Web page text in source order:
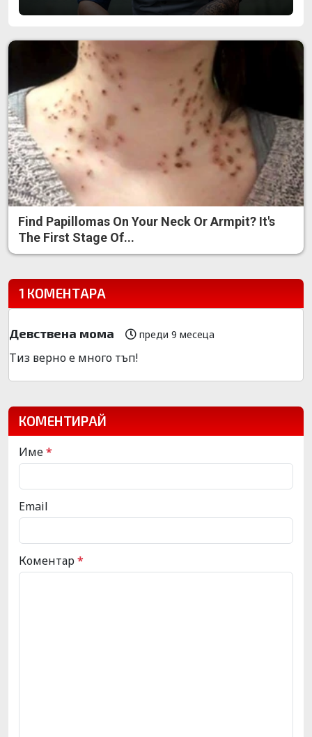
Find Papillomas On Your Neck Or Armpit? It's
The First Stage Of...
1 КОМЕНТАРА
Девствена мома преди 9 месеца
Тиз верно е много тъп!
КОМЕНТИРАЙ
Име*
Email
Коментар*